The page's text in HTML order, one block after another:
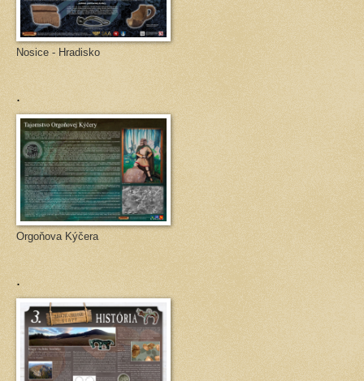
Nosice - Hradisko
.
Orgoňova Kýčera
.